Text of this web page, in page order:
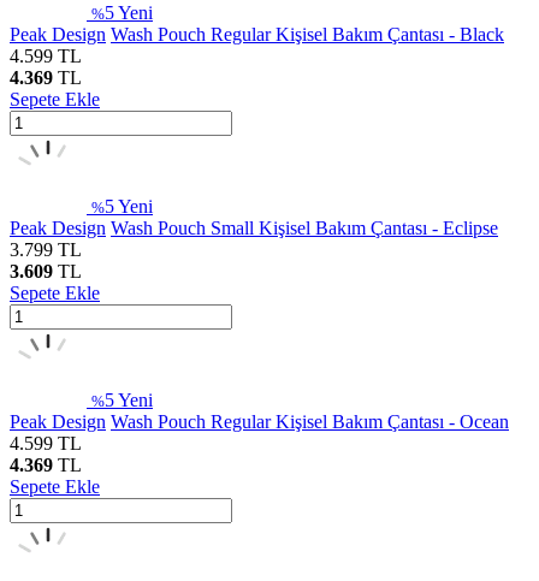
%5Yeni
Peak Design Wash Pouch Regular Kişisel Bakım Çantası - Black
4.599 TL
4.369 TL
Sepete Ekle
%5Yeni
Peak Design Wash Pouch Small Kişisel Bakım Çantası - Eclipse
3.799 TL
3.609 TL
Sepete Ekle
%5Yeni
Peak Design Wash Pouch Regular Kişisel Bakım Çantası - Ocean
4.599 TL
4.369 TL
Sepete Ekle